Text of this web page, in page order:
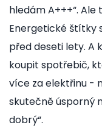
hledám A+++“.
Energetické štítky
před deseti lety. A
koupit spotřebič,
více za elektřinu -
skutečně úsporný
dobrý“.